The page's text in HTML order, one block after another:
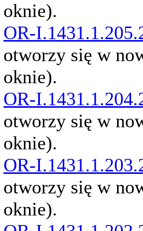
oknie).
OR-
otworzy się w
oknie).
OR-
otworzy się w
oknie).
OR-
otworzy się w
oknie).